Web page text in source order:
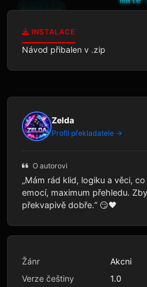
INSTALACE
Návod přibalen v .zip
Zelda
Profil překladatele →
O autorovi
„Mám rád klid, logiku a věci,
emocí, maximum přehledu.
překvapivě dobře.“ 😏🖤
Žánr
Akcni
Verze češtiny
1.0